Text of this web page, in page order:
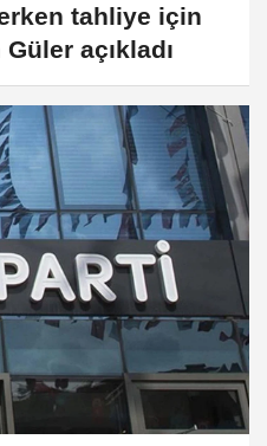
tahliye için
açıkladı